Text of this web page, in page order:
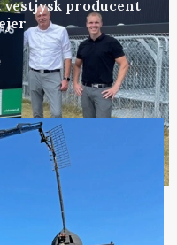
producent